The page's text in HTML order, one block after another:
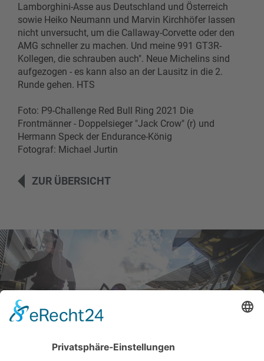
Lamborghini-Asse aus Deutschland und Österreich
sowie Heiko Neumann und Marvin Kirchhöfer lassen
nicht unversucht, um die Callaway-Corvette oder den
AMG schneller zu machen. Und meine 991 GT3R-
Kollegen, die schrauben auch". Neue Michelins sind
aufgezogen - es kann also an der Lausitz in die 2.
Runde gehen. HTS
Foto: P9-Challenge Red Bull Ring 2021 Die
Frontmänner - Doppelsieger "Jack Crow" (r) und
Hermann Speck der Endurance-König
Fotograf: Michael Jurtin
ZUR ÜBERSICHT